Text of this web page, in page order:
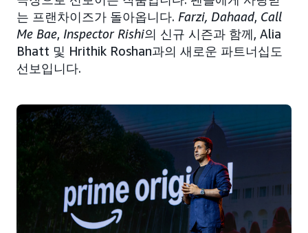
는 프랜차이즈가 돌아옵니다. Farzi, Dahaad, Call
Me Bae, Inspector Rishi의 신규 시즌과 함께, Alia
Bhatt 및 Hrithik Roshan과의 새로운 파트너십도
선보입니다.